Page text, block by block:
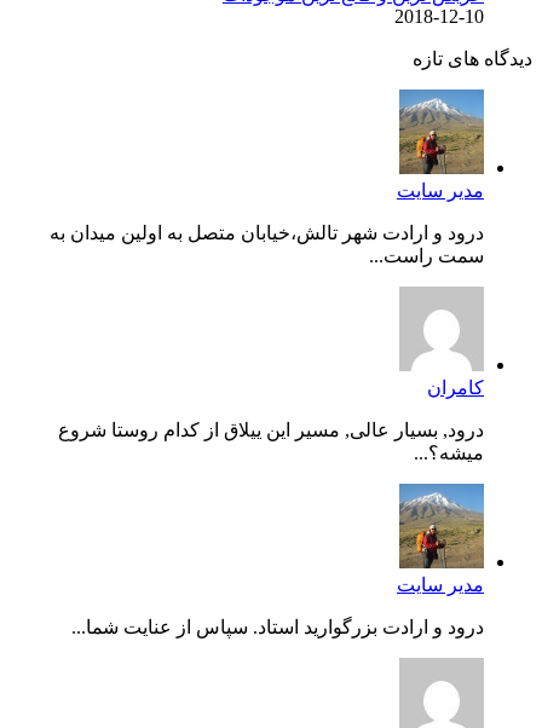
2018-12-10
دیدگاه های تازه
مدیر سایت
درود و ارادت شهر تالش،خیابان متصل به اولین میدان به
سمت راست...
کامران
درود, بسیار عالی, مسیر این ییلاق از کدام روستا شروع
میشه؟...
مدیر سایت
درود و ارادت بزرگوارید استاد. سپاس از عنایت شما...